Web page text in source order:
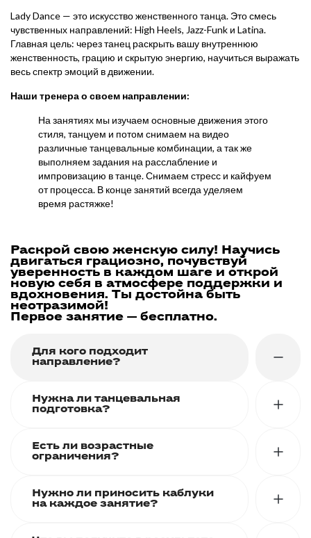
Lady Dance — это искусство женственного танца. Это смесь
чувственных направлений: High Heels, Jazz-Funk и Latina.
Главная цель: через танец раскрыть вашу внутреннюю
женственность, грацию и скрытую энергию, научиться выражать
весь спектр эмоций в движении.
Наши тренера о своем направлении:
На занятиях мы изучаем основные движения этого
стиля, танцуем и потом снимаем на видео
различные танцевальные комбинации, а так же
выполняем задания на расслабление и
импровизацию в танце. Снимаем стресс и кайфуем
от процесса. В конце занятий всегда уделяем
время растяжке!
Раскрой свою женскую силу! Научись
двигаться грациозно, почувствуй
уверенность в каждом шаге и открой
новую себя в атмосфере поддержки и
вдохновения. Ты достойна быть
неотразимой!
Первое занятие — бесплатно.
Для кого подходит
направление?
Для всех девушек, кто хочет раскрепоститься,
Для тех, кто мечтает уверенно и красиво
танцевать, в том числе на каблуках.
выразить себя через танец.
Нужна ли танцевальная
подготовка?
Нет! Наши тренера обучают всему с нуля. Программа
Есть ли возрастные
ограничения?
Направлением Lady Dance занимаются женщины от 18 лет.
Нужно ли приносить каблуки
на каждое занятие?